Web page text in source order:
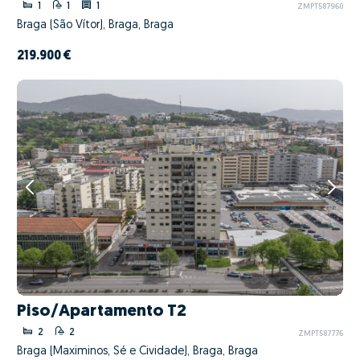
1 1 1 ZMPT587960
Braga (São Vítor), Braga, Braga
219.900 €
Piso/Apartamento T2
2 2 ZMPT587776
Braga (Maximinos, Sé e Cividade), Braga, Braga